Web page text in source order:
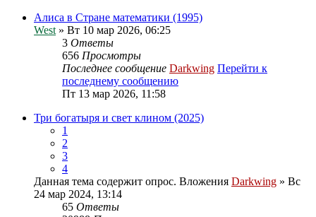
Алиса в Стране математики (1995)
West » Вт 10 мар 2026, 06:25
3 Ответы
656 Просмотры
Последнее сообщение Darkwing Перейти к
последнему сообщению
Пт 13 мар 2026, 11:58
Три богатыря и свет клином (2025)
1
2
3
4
Данная тема содержит опрос. Вложения Darkwing » Вс
24 мар 2024, 13:14
65 Ответы